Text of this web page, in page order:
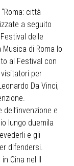
città
a seguito
delle
di Roma lo
al Festival con
per
Da Vinci,
e
lungo duemila
e gli
difendersi.
Cina nel II